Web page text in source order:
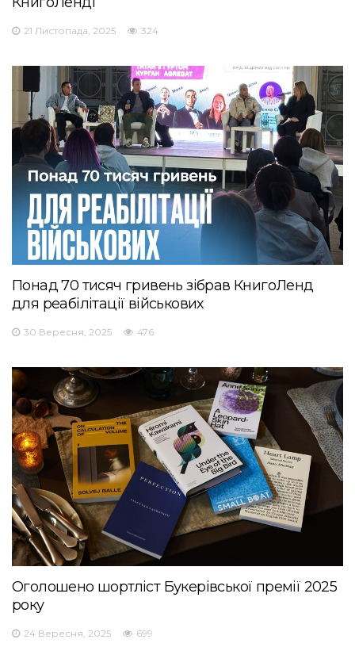
21 Листопада, 2025 324
Понад 70 тисяч гривень зібрав КнигоЛенд
для реабілітації військових
30 Вересня, 2025 476
Оголошено шортліст Букерівської премії 2025
року
24 Вересня, 2025 699